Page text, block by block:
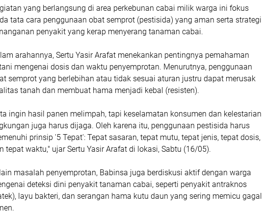
yang berlangsung di area perkebunan cabai milik warga ini fokus
tata cara penggunaan obat semprot (pestisida) yang aman serta strategi
penyakit yang kerap menyerang tanaman cabai.
arahannya, Sertu Yasir Arafat menekankan pentingnya pemahaman
mengenai dosis dan waktu penyemprotan. Menurutnya, penggunaan
semprot yang berlebihan atau tidak sesuai aturan justru dapat merusak
tanah dan membuat hama menjadi kebal (resisten).
ingin hasil panen melimpah, tapi keselamatan konsumen dan kelestarian
juga harus dijaga. Oleh karena itu, penggunaan pestisida harus
prinsip '5 Tepat': Tepat sasaran, tepat mutu, tepat jenis, tepat dosis,
tepat waktu," ujar Sertu Yasir Arafat di lokasi, Sabtu (16/05).
masalah penyemprotan, Babinsa juga berdiskusi aktif dengan warga
deteksi dini penyakit tanaman cabai, seperti penyakit antraknos
layu bakteri, dan serangan hama kutu daun yang sering memicu gagal